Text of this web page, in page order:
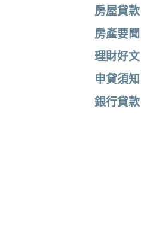
房屋貸款
房產要聞
理財好文
申貸須知
銀行貸款